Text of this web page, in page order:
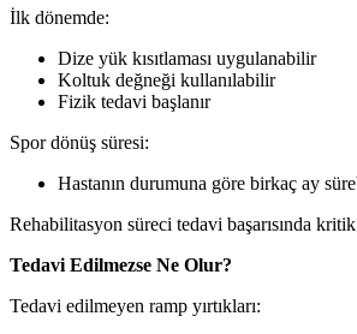
İlk dönemde:
Dize yük kısıtlaması uygulanabilir
Koltuk değneği kullanılabilir
Fizik tedavi başlanır
Spor dönüş süresi:
Hastanın durumuna göre birkaç ay
Rehabilitasyon süreci tedavi başarısında
Tedavi Edilmezse Ne Olur?
Tedavi edilmeyen ramp yırtıkları: